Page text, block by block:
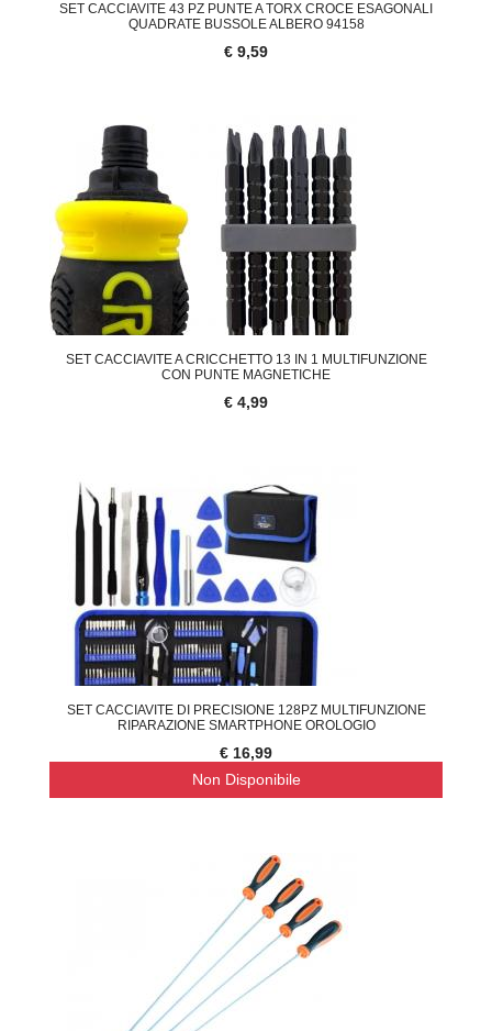
SET CACCIAVITE 43 PZ PUNTE A TORX CROCE ESAGONALI
QUADRATE BUSSOLE ALBERO 94158
€ 9,59
SET CACCIAVITE A CRICCHETTO 13 IN 1 MULTIFUNZIONE
CON PUNTE MAGNETICHE
€ 4,99
SET CACCIAVITE DI PRECISIONE 128PZ MULTIFUNZIONE
RIPARAZIONE SMARTPHONE OROLOGIO
€ 16,99
Non Disponibile